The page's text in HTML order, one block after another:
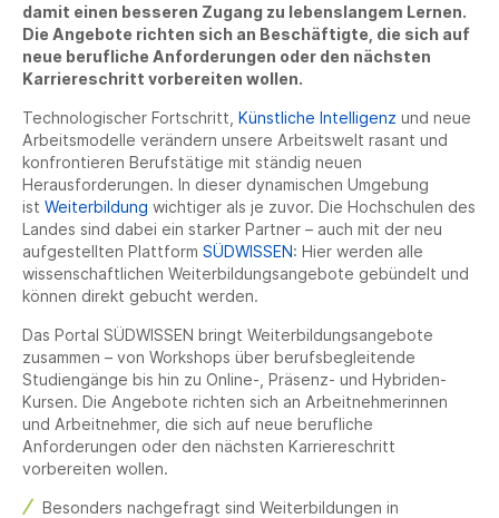
damit einen besseren Zugang zu lebenslangem Lernen.
Die Angebote richten sich an Beschäftigte, die sich auf
neue berufliche Anforderungen oder den nächsten
Karriereschritt vorbereiten wollen.
Technologischer Fortschritt, Künstliche Intelligenz und neue
Arbeitsmodelle verändern unsere Arbeitswelt rasant und
konfrontieren Berufstätige mit ständig neuen
Herausforderungen. In dieser dynamischen Umgebung
ist Weiterbildung wichtiger als je zuvor. Die Hochschulen des
Landes sind dabei ein starker Partner – auch mit der neu
aufgestellten Plattform SÜDWISSEN: Hier werden alle
wissenschaftlichen Weiterbildungsangebote gebündelt und
können direkt gebucht werden.
Das Portal SÜDWISSEN bringt Weiterbildungsangebote
zusammen – von Workshops über berufsbegleitende
Studiengänge bis hin zu Online-, Präsenz- und Hybriden-
Kursen. Die Angebote richten sich an Arbeitnehmerinnen
und Arbeitnehmer, die sich auf neue berufliche
Anforderungen oder den nächsten Karriereschritt
vorbereiten wollen.
Besonders nachgefragt sind Weiterbildungen in